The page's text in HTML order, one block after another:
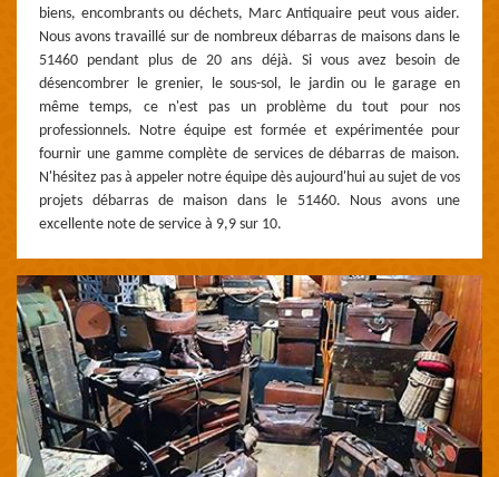
biens, encombrants ou déchets, Marc Antiquaire peut vous aider.
Nous avons travaillé sur de nombreux débarras de maisons dans le
51460 pendant plus de 20 ans déjà. Si vous avez besoin de
désencombrer le grenier, le sous-sol, le jardin ou le garage en
même temps, ce n'est pas un problème du tout pour nos
professionnels. Notre équipe est formée et expérimentée pour
fournir une gamme complète de services de débarras de maison.
N'hésitez pas à appeler notre équipe dès aujourd'hui au sujet de vos
projets débarras de maison dans le 51460. Nous avons une
excellente note de service à 9,9 sur 10.